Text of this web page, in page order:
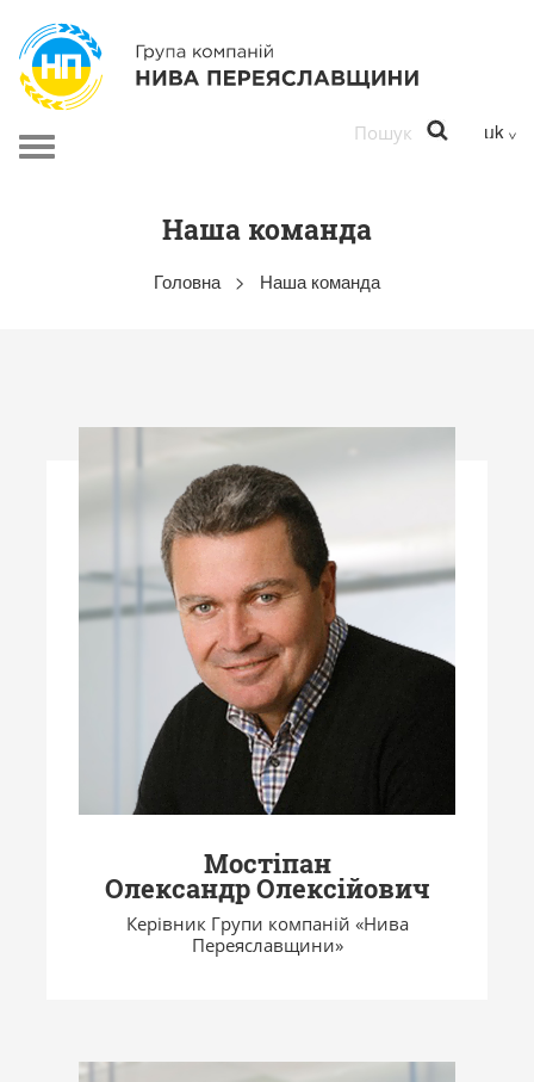
Toggle
Наша команда
Головна > Наша команда
Мостіпан
Олександр Олексійович
Керівник Групи компаній «Нива
Переяславщини»